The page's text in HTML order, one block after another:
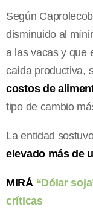
Según
disminuido al
a las vacas y que
caída productiva,
costos de
tipo de cambio
La entidad
elevado más de
MIRÁ “Dólar
críticas